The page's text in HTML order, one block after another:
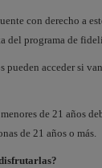
con derecho a
del programa de
pueden acceder si
de 21 años
de 21 años o más.